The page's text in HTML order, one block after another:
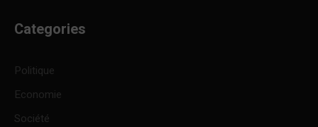
Categories
Politique
Economie
Société